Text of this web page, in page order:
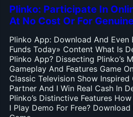
Plinko: Participate In
At No Cost Or For
Plinko App: Download And Even
Funds Today» Content What Is
Plinko App? Dissecting Plinko’s
Gameplay And Features Game
Classic Television Show Inspired
Partner And I Win Real Cash In
Plinko’s Distinctive Features
I Play Demo For Free?